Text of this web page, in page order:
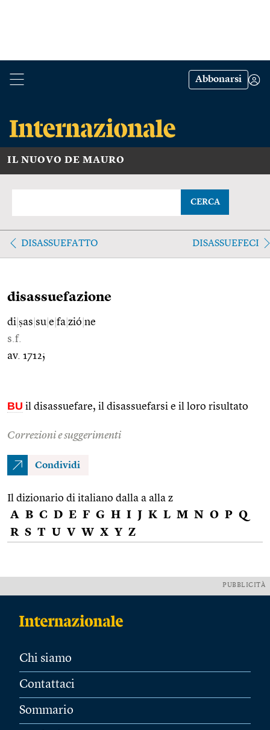
Abbonarsi
IL NUOVO DE MAURO
CERCA
DISASSUEFATTO DISASSUEFECI
disassuefazione
di ṣas su e fa zió ne
s.f.
av. 1712;
BU il disassuefare, il disassuefarsi e il loro risultato
Correzioni e suggerimenti
Condividi
Il dizionario di italiano dalla a alla z
A B C D E F G H I J K L M N O P Q
R S T U V W X Y Z
PUBBLICITÀ
Chi siamo
Contattaci
Sommario